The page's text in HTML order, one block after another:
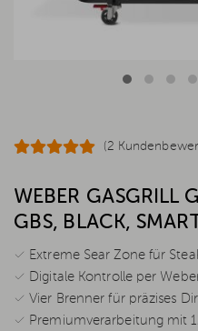
(2
WEBER GASGRILL
GBS, BLACK,
✓ Extreme Sear Zone für
✓ Digitale Kontrolle per
✓ Vier Brenner für präzises
✓ Premiumverarbeitung mit